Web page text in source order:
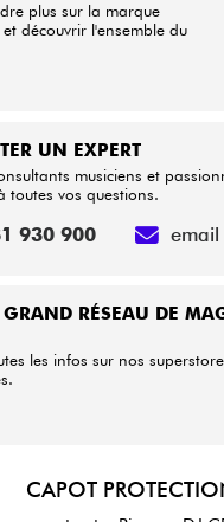
plus sur la marque
et découvrir l'ensemble du
GRAND RÉSEAU DE
les infos sur nos
UN EXPERT
musiciens et
toutes vos questions.
930 900 email
CAPOT